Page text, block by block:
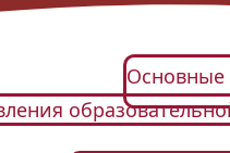
Основные